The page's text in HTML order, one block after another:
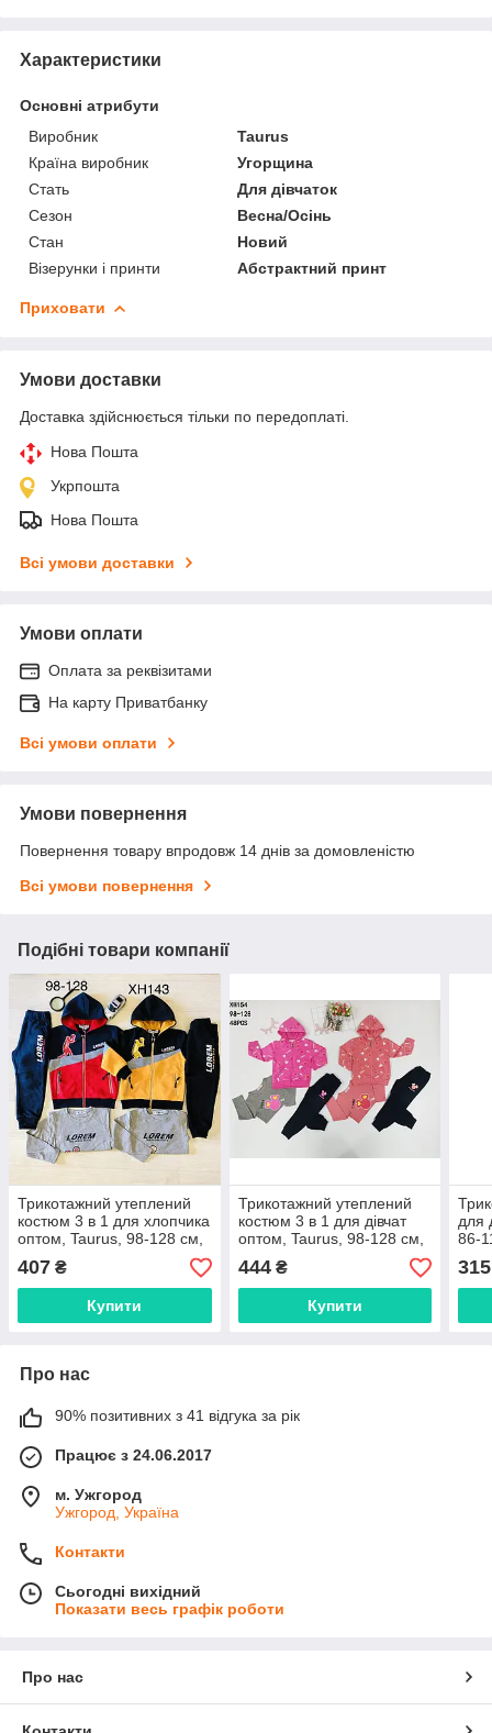
Характеристики
Основні атрибути
Виробник
Taurus
Країна виробник
Угорщина
Стать
Для дівчаток
Сезон
Весна/Осінь
Стан
Новий
Візерунки і принти
Абстрактний принт
Приховати
Умови доставки
Доставка здійснюється тільки по передоплаті.
Нова Пошта
Укрпошта
Нова Пошта
Всі умови доставки
Умови оплати
Оплата за реквізитами
На карту Приватбанку
Всі умови оплати
Умови повернення
Повернення товару впродовж 14 днів за домовленістю
Всі умови повернення
Подібні товари компанії
Трикотажний утеплений
костюм 3 в 1 для хлопчика
оптом, Taurus, 98-128 см,
№ XH-143
407 ₴
Купити
Трикотажний утеплений
костюм 3 в 1 для дівчат
оптом, Taurus, 98-128 см,
№ XH-154
444₴
Купити
для
86-
315
Про нас
90% позитивних з 41 відгука за рік
Працює з 24.06.2017
м. Ужгород
Ужгород, Україна
Контакти
Сьогодні вихідний
Показати весь графік роботи
Про нас